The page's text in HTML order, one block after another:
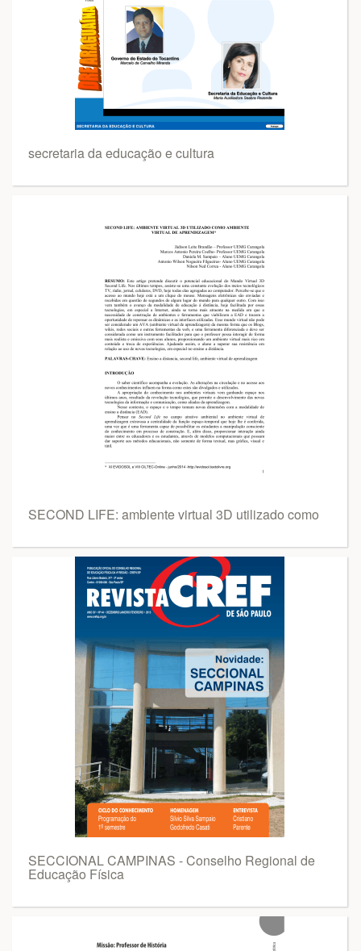
secretaria da educação e cultura
SECOND LIFE: ambiente virtual 3D utilizado como
SECCIONAL CAMPINAS - Conselho Regional de
Educação Física